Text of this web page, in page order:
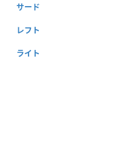
サード
レフト
ライト